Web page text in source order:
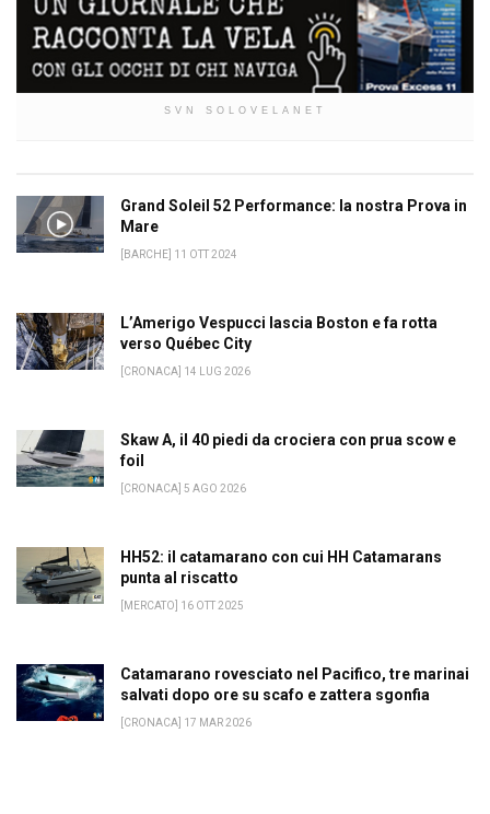
SVN SOLOVELANET
Grand Soleil 52 Performance: la nostra Prova in
Mare
[BARCHE] 11 OTT 2024
L’Amerigo Vespucci lascia Boston e fa rotta
verso Québec City
[CRONACA] 14 LUG 2026
Skaw A, il 40 piedi da crociera con prua scow e
foil
[CRONACA] 5 AGO 2026
HH52: il catamarano con cui HH Catamarans
punta al riscatto
[MERCATO] 16 OTT 2025
Catamarano rovesciato nel Pacifico, tre marinai
salvati dopo ore su scafo e zattera sgonfia
[CRONACA] 17 MAR 2026